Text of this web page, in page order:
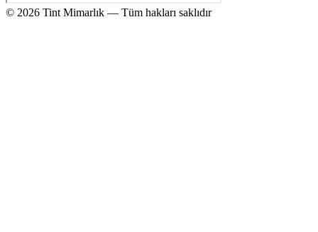
© 2026 Tint Mimarlık — Tüm hakları saklıdır